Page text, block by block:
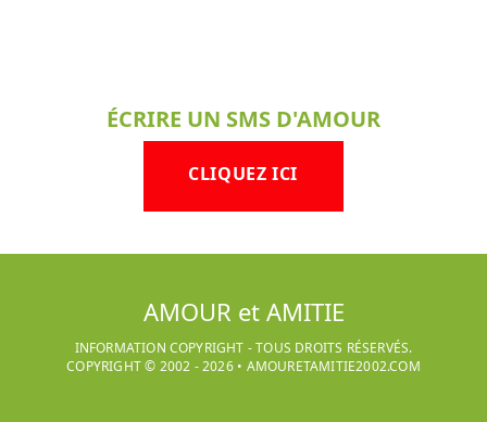
ÉCRIRE UN SMS D'AMOUR
CLIQUEZ ICI
AMOUR et AMITIE
INFORMATION COPYRIGHT - TOUS DROITS RÉSERVÉS.
COPYRIGHT © 2002 -2026• AMOURETAMITIE2002.COM